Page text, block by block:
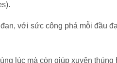
với sức công phá mỗi đầu
lúc mà còn giúp xuyên thủng